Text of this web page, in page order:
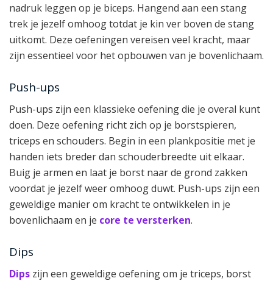
nadruk leggen op je biceps. Hangend aan een stang
trek je jezelf omhoog totdat je kin ver boven de stang
uitkomt. Deze oefeningen vereisen veel kracht, maar
zijn essentieel voor het opbouwen van je bovenlichaam.
Push-ups
Push-ups zijn een klassieke oefening die je overal kunt
doen. Deze oefening richt zich op je borstspieren,
triceps en schouders. Begin in een plankpositie met je
handen iets breder dan schouderbreedte uit elkaar.
Buig je armen en laat je borst naar de grond zakken
voordat je jezelf weer omhoog duwt. Push-ups zijn een
geweldige manier om kracht te ontwikkelen in je
bovenlichaam en je core te versterken.
Dips
Dips zijn een geweldige oefening om je triceps, borst